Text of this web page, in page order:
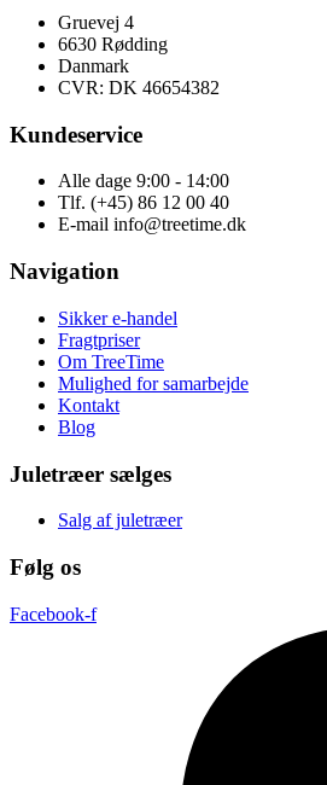
Gruevej 4
6630 Rødding
Danmark
CVR: DK 46654382
Kundeservice
Alle dage 9:00 - 14:00
Tlf. (+45) 86 12 00 40
E-mail info@treetime.dk
Navigation
Sikker e-handel
Fragtpriser
Om TreeTime
Mulighed for samarbejde
Kontakt
Blog
Juletræer sælges
Salg af juletræer
Følg os
Facebook-f